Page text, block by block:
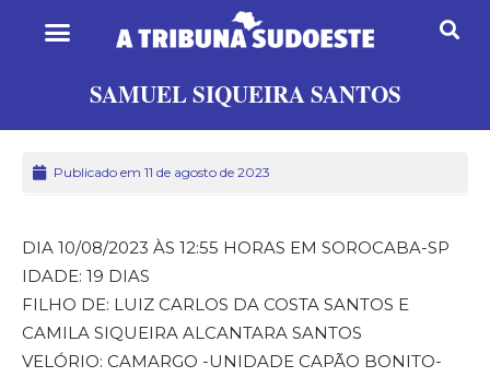
SAMUEL SIQUEIRA SANTOS
Publicado em 11 de agosto de 2023
DIA 10/08/2023 ÀS 12:55 HORAS EM SOROCABA-SP
IDADE: 19 DIAS
FILHO DE: LUIZ CARLOS DA COSTA SANTOS E
CAMILA SIQUEIRA ALCANTARA SANTOS
VELÓRIO: CAMARGO -UNIDADE CAPÃO BONITO-